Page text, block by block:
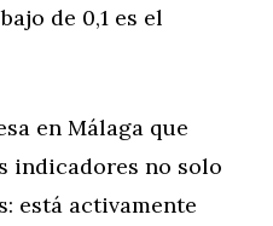
de 0,1 es el
en Málaga que
indicadores no solo
está activamente